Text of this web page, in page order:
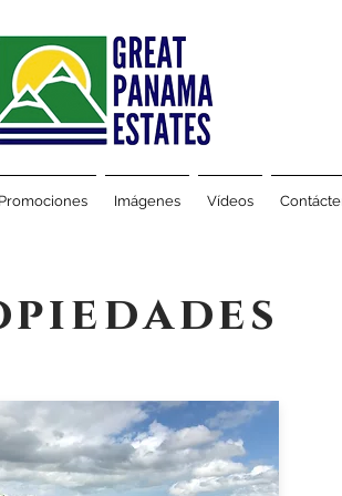
Promociones Imágenes Vídeos